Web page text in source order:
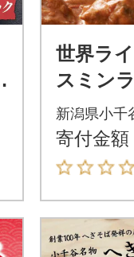
世界ラ
スミン
ット た
新潟県小千
寄付金額